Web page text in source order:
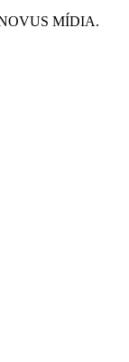
NOVUS MÍDIA.